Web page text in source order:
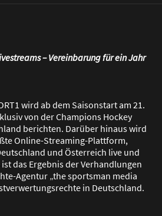
– Vereinbarung für ein Jahr
wird ab dem Saisonstart am 21.
von der Champions Hockey
berichten. Darüber hinaus wird
ßte Online-Streaming-Plattform,
und Österreich live und
das Ergebnis der Verhandlungen
Agentur „the sportsman media
in Deutschland.